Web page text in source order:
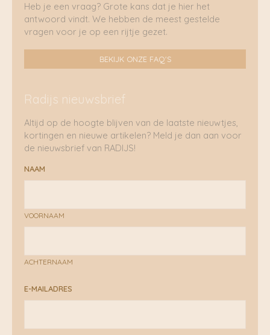
Heb je een vraag? Grote kans dat je hier het
antwoord vindt. We hebben de meest gestelde
vragen voor je op een rijtje gezet.
BEKIJK ONZE FAQ'S
Radijs nieuwsbrief
Altijd op de hoogte blijven van de laatste nieuwtjes,
kortingen en nieuwe artikelen? Meld je dan aan voor
de nieuwsbrief van RADIJS!
NAAM
VOORNAAM
ACHTERNAAM
E-MAILADRES